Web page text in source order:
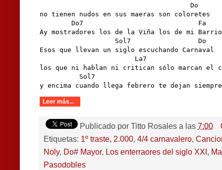
                                      Do
no tienen nudos en sus maeras son coloretes
        Do7                             Fa
Ay mostradores los de la Viña los de mi Barrio
                   Sol7                 Do
Esos que llevan un siglo escuchando Carnaval
La7
los que ni hablan ni critican sólo marcan el
Sol7
y encima cuando llega febrero te dejan
Leer más...
Publicado por Titto Rosales a las 7:00
Etiquetas: 1º traste, 2.000, 4/4 carnavalero,
Noly, Do# Mayor, Los enterraores del siglo XXI,
Pasodobles